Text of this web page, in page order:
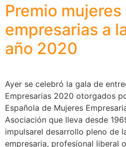
Premio mujeres
empresarias a
año 2020
Ayer se celebró la gala de
Empresarias 2020 otorgados
Española de Mujeres
Asociación que lleva desde
impulsarel desarrollo pleno de
empresaria, profesional liberal